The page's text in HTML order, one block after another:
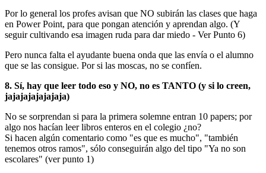
Por lo general los profes avisan que NO subirán las clases que haga
en Power Point, para que pongan atención y aprendan algo. (Y
seguir cultivando esa imagen ruda para dar miedo - Ver Punto 6)
Pero nunca falta el ayudante buena onda que las envía o el alumno
que se las consigue. Por si las moscas, no se confíen.
8. Sí, hay que leer todo eso y NO, no es TANTO (y si lo creen,
jajajajajajajaja)
No se sorprendan si para la primera solemne entran 10 papers; por
algo nos hacían leer libros enteros en el colegio ¿no?
Si hacen algún comentario como "es que es mucho", "también
tenemos otros ramos", sólo conseguirán algo del tipo "Ya no son
escolares" (ver punto 1)